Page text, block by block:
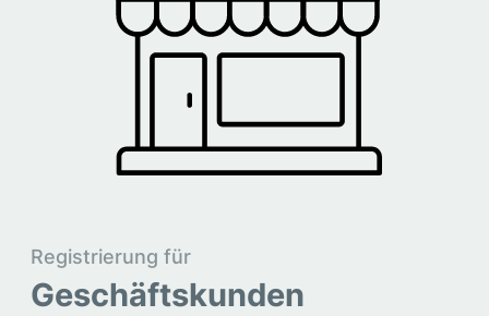
Registrierung für
Geschäftskunden